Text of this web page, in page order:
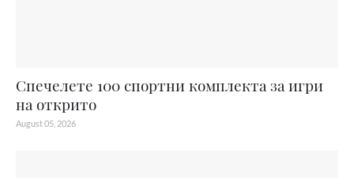
Спечелете 100 спортни комплекта за игри
на открито
August 05, 2026